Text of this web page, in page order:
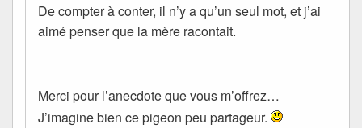
De compter à conter, il n’y a qu’un seul mot, et j’ai
aimé penser que la mère racontait.
Merci pour l’anecdote que vous m’offrez…
J’imagine bien ce pigeon peu partageur.